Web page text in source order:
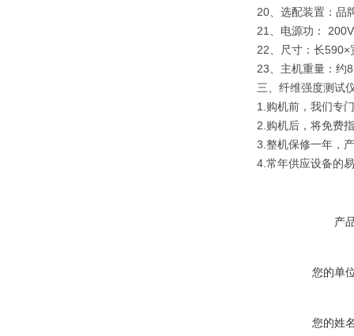
20、选配装置：品
21、电源功：
22、尺寸：长
23、主机重量：约
三、纤维强度测试
1.购机前，我们专
2.购机后，将免费
3.整机保修一年，
4.常年供应设备的
产
您的单
您的姓